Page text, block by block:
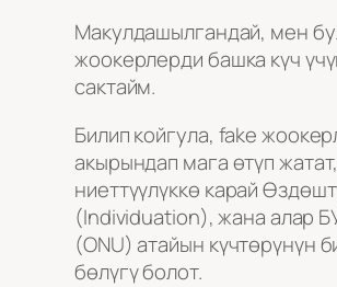
Макулдашылгандай, мен
жоокерлерди башка күч
сактайм.
Билип койгула, fake
акырындап мага өтүп
ниеттүүлүккө карай
(Individuation), жана алар
(ONU) атайын күчтөрүнүн
бөлүгү болот.